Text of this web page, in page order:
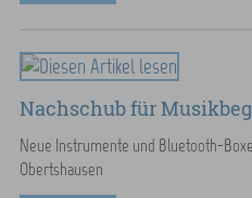
Nachschub für
Neue Instrumente und Bluetooth-
Obertshausen